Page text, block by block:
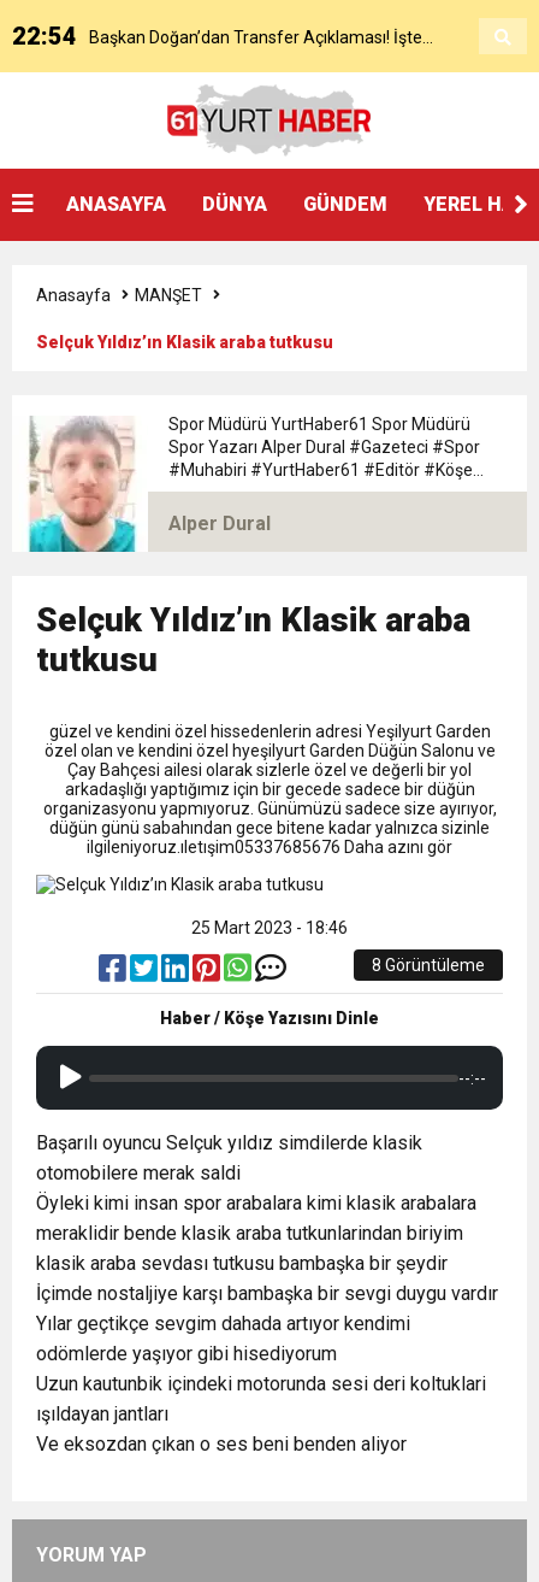
KAP’a Bildirdi
22:54 Başkan Doğan’dan Transfer Açıklaması! İşte
Mohamed Salah’ın Trabzon’da İlk Sözleri!
Bildirdi
20:05 Trabzonspor Muhammed Salah Transferini
Tamamladı
9:50 MGD’DEN ANITKABİR’E ANLAMLI ZİYARET
18:59 Trabzonspor Mitongo Transferini KAP’a Bildirdi
KAP’a Bildirdi
ANASAYFA DÜNYA GÜNDEM YEREL
Anasayfa MANŞET
Selçuk Yıldız’ın Klasik araba tutkusu
Spor Müdürü YurtHaber61 Spor Müdürü
Spor Yazarı Alper Dural #Gazeteci #Spor
#Muhabiri #YurtHaber61 #Editör #Köşe
#Yazarı Trabzon Bölgesi 61yurthaber Spor
Müdürü spor Yazarı Alper Dural
Alper Dural
Selçuk Yıldız’ın Klasik araba
tutkusu
güzel ve kendini özel hissedenlerin adresi Yeşilyurt Garden
özel olan ve kendini özel hyeşilyurt Garden Düğün Salonu ve
Çay Bahçesi ailesi olarak sizlerle özel ve değerli bir yol
arkadaşlığı yaptığımız için bir gecede sadece bir düğün
organizasyonu yapmıyoruz. Günümüzü sadece size ayırıyor,
düğün günü sabahından gece bitene kadar yalnızca sizinle
ilgileniyoruz.ıletışim05337685676 Daha azını gör
25 Mart 2023 - 18:46
8 Görüntüleme
Haber / Köşe Yazısını Dinle
--:--
Başarılı oyuncu Selçuk yıldız simdilerde klasik
otomobilere merak saldi
Öyleki kimi insan spor arabalara kimi klasik arabalara
meraklidir bende klasik araba tutkunlarindan biriyim
klasik araba sevdası tutkusu bambaşka bir şeydir
İçimde nostaljiye karşı bambaşka bir sevgi duygu vardır
Yılar geçtikçe sevgim dahada artıyor kendimi
odömlerde yaşıyor gibi hisediyorum
Uzun kautunbik içindeki motorunda sesi deri koltuklari
ışıldayan jantları
Ve eksozdan çıkan o ses beni benden aliyor
YORUM YAP